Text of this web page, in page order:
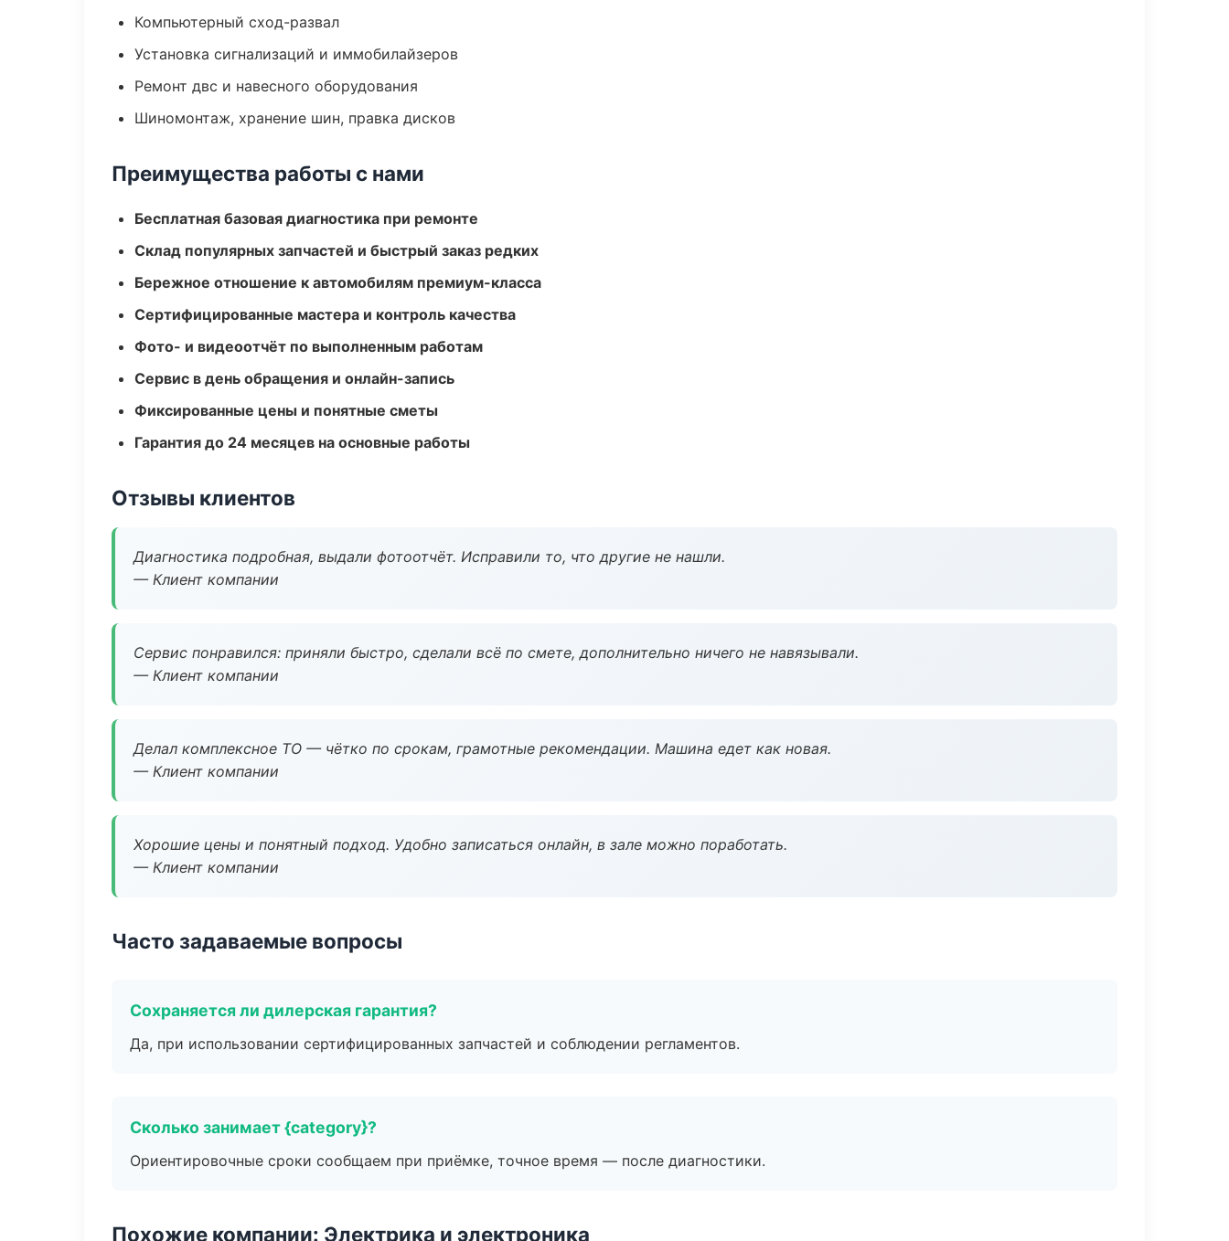
Компьютерный сход-развал
Установка сигнализаций и иммобилайзеров
Ремонт двс и навесного оборудования
Шиномонтаж, хранение шин, правка дисков
Преимущества работы с нами
Бесплатная базовая диагностика при ремонте
Склад популярных запчастей и быстрый заказ редких
Бережное отношение к автомобилям премиум-класса
Сертифицированные мастера и контроль качества
Фото- и видеоотчёт по выполненным работам
Сервис в день обращения и онлайн-запись
Фиксированные цены и понятные сметы
Гарантия до 24 месяцев на основные работы
Отзывы клиентов
Диагностика подробная, выдали фотоотчёт. Исправили то, что другие не нашли.
— Клиент компании
Сервис понравился: приняли быстро, сделали всё по смете, дополнительно ничего не навязывали.
— Клиент компании
Делал комплексное ТО — чётко по срокам, грамотные рекомендации. Машина едет как новая.
— Клиент компании
Хорошие цены и понятный подход. Удобно записаться онлайн, в зале можно поработать.
— Клиент компании
Часто задаваемые вопросы
Сохраняется ли дилерская гарантия?
Да, при использовании сертифицированных запчастей и соблюдении регламентов.
Сколько занимает {category}?
Ориентировочные сроки сообщаем при приёмке, точное время — после диагностики.
Похожие компании: Электрика и электроника